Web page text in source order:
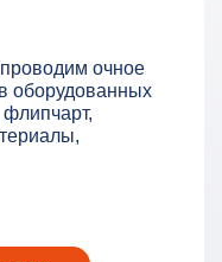
очное
оборудованных